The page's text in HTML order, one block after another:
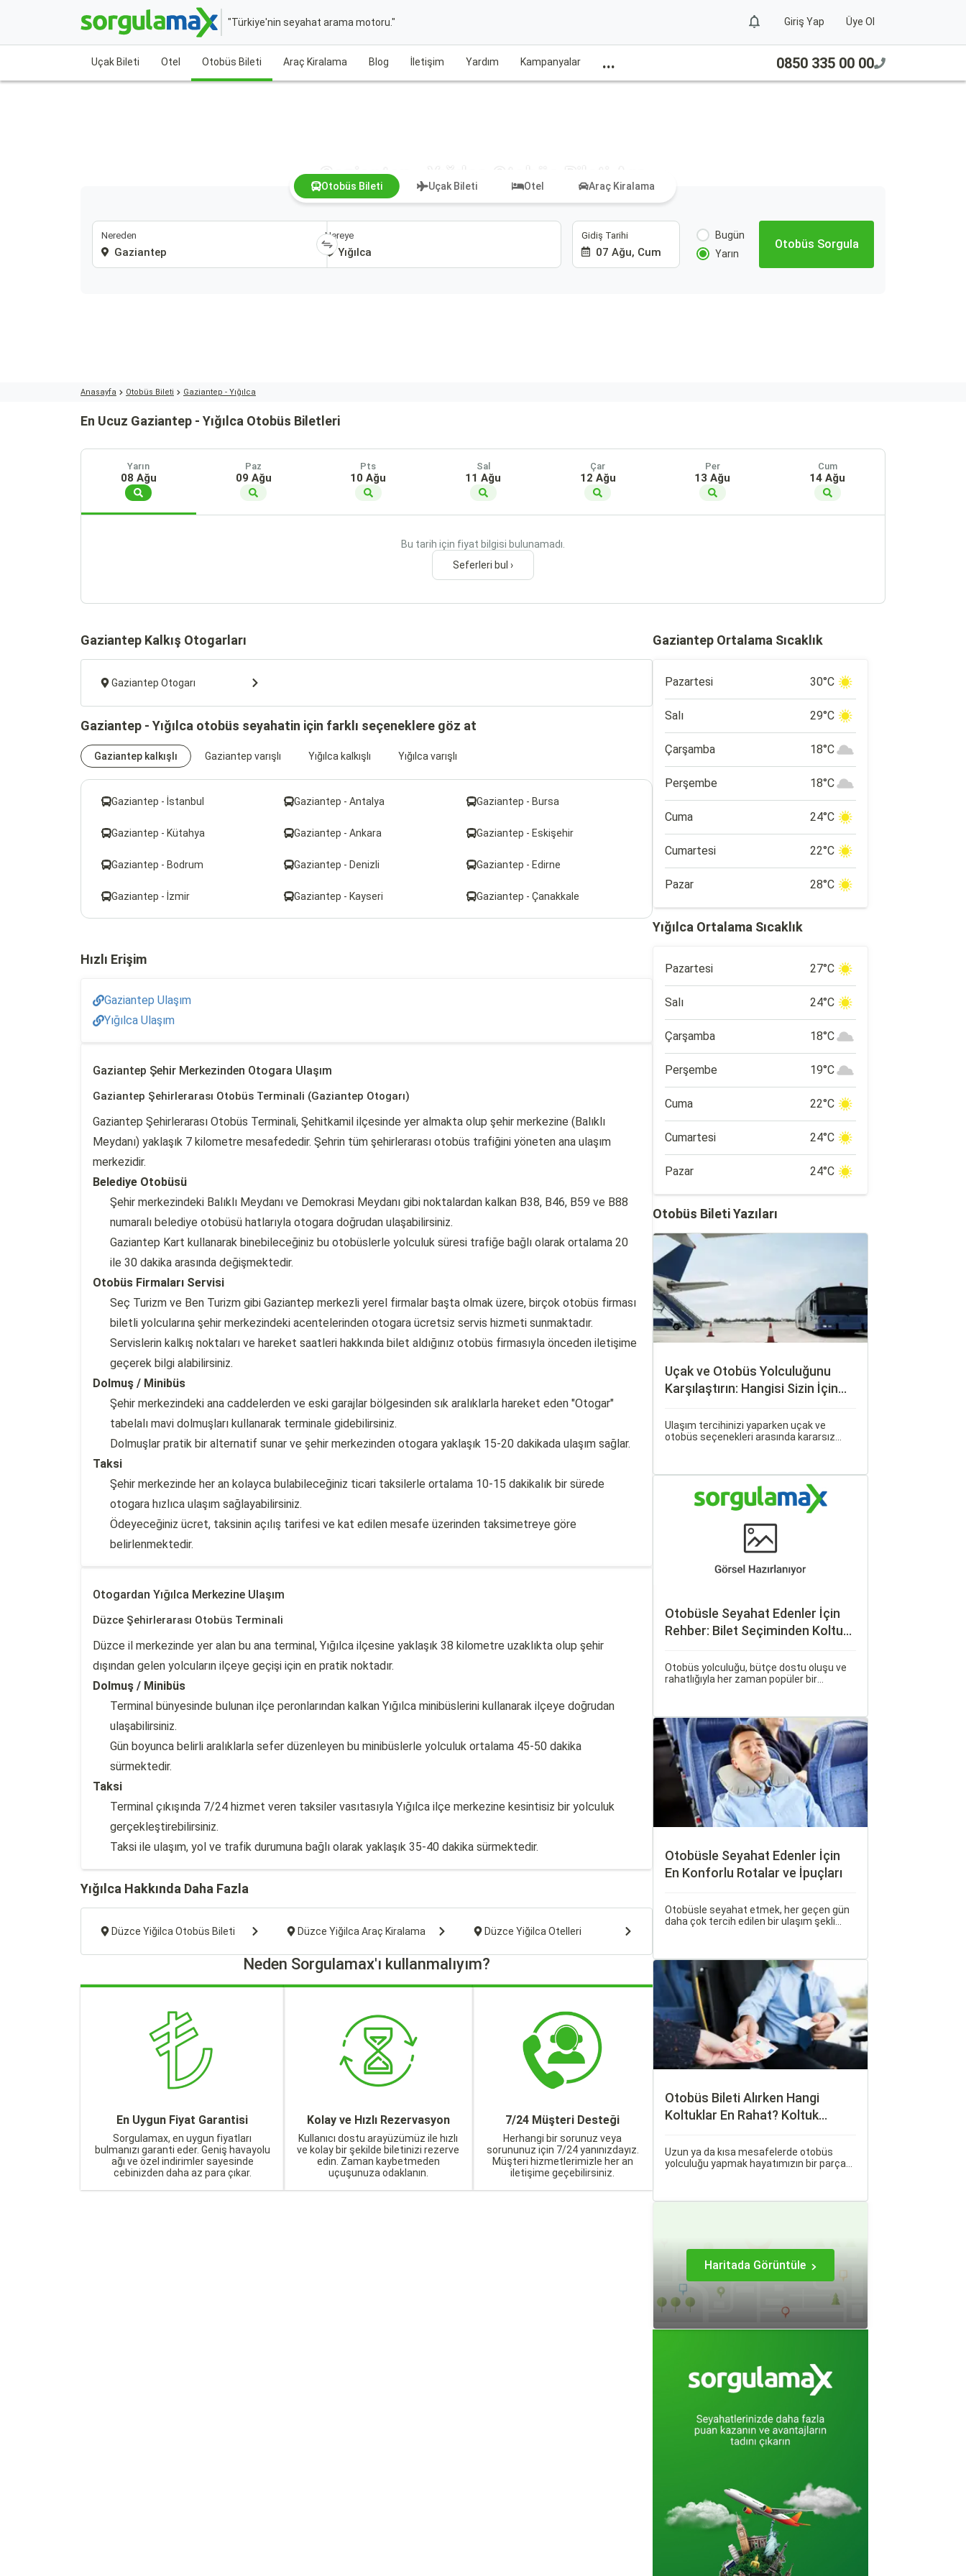
"Türkiye'nin seyahat arama motoru." Giriş Yap Üye Ol
Uçak Bileti Otel Otobüs Bileti Araç Kiralama Blog İletişim Yardım Kampanyalar ... 0850 335 00 00
Gaziantep - Yığılca Otobüs Bileti Ara
Otobüs Bileti Uçak Bileti Otel Araç Kiralama
Nereden Nereye Gidiş Tarihi
07 Ağu, Cum
Bugün
Yarın
Otobüs Sorgula
Anasayfa Otobüs Bileti Gaziantep - Yığılca
En Ucuz Gaziantep - Yığılca Otobüs Biletleri
Yarın
08 Ağu
Paz
09 Ağu
Pts
10 Ağu
Sal
11 Ağu
Çar
12 Ağu
Per
13 Ağu
Cum
14 Ağu
Bu tarih için fiyat bilgisi bulunamadı.
Seferleri bul ›
Gaziantep Kalkış Otogarları
Gaziantep Otogarı
Gaziantep - Yığılca otobüs seyahatin için farklı seçeneklere göz at
Gaziantep kalkışlı Gaziantep varışlı Yığılca kalkışlı Yığılca varışlı
Gaziantep - İstanbul Gaziantep - Antalya Gaziantep - Bursa
Gaziantep - Kütahya Gaziantep - Ankara Gaziantep - Eskişehir
Gaziantep - Bodrum Gaziantep - Denizli Gaziantep - Edirne
Gaziantep - İzmir Gaziantep - Kayseri Gaziantep - Çanakkale
Hızlı Erişim
Gaziantep Ulaşım
Yığılca Ulaşım
Gaziantep Şehir Merkezinden Otogara Ulaşım
Gaziantep Şehirlerarası Otobüs Terminali (Gaziantep Otogarı)
Gaziantep Şehirlerarası Otobüs Terminali, Şehitkamil ilçesinde yer almakta olup şehir merkezine (Balıklı
Meydanı) yaklaşık 7 kilometre mesafededir. Şehrin tüm şehirlerarası otobüs trafiğini yöneten ana ulaşım
merkezidir.
Belediye Otobüsü
Şehir merkezindeki Balıklı Meydanı ve Demokrasi Meydanı gibi noktalardan kalkan B38, B46, B59 ve B88
numaralı belediye otobüsü hatlarıyla otogara doğrudan ulaşabilirsiniz.
Gaziantep Kart kullanarak binebileceğiniz bu otobüslerle yolculuk süresi trafiğe bağlı olarak ortalama 20
ile 30 dakika arasında değişmektedir.
Otobüs Firmaları Servisi
Seç Turizm ve Ben Turizm gibi Gaziantep merkezli yerel firmalar başta olmak üzere, birçok otobüs firması
biletli yolcularına şehir merkezindeki acentelerinden otogara ücretsiz servis hizmeti sunmaktadır.
Servislerin kalkış noktaları ve hareket saatleri hakkında bilet aldığınız otobüs firmasıyla önceden iletişime
geçerek bilgi alabilirsiniz.
Dolmuş / Minibüs
Şehir merkezindeki ana caddelerden ve eski garajlar bölgesinden sık aralıklarla hareket eden "Otogar"
tabelalı mavi dolmuşları kullanarak terminale gidebilirsiniz.
Dolmuşlar pratik bir alternatif sunar ve şehir merkezinden otogara yaklaşık 15-20 dakikada ulaşım sağlar.
Taksi
Şehir merkezinde her an kolayca bulabileceğiniz ticari taksilerle ortalama 10-15 dakikalık bir sürede
otogara hızlıca ulaşım sağlayabilirsiniz.
Ödeyeceğiniz ücret, taksinin açılış tarifesi ve kat edilen mesafe üzerinden taksimetreye göre
belirlenmektedir.
Otogardan Yığılca Merkezine Ulaşım
Düzce Şehirlerarası Otobüs Terminali
Düzce il merkezinde yer alan bu ana terminal, Yığılca ilçesine yaklaşık 38 kilometre uzaklıkta olup şehir
dışından gelen yolcuların ilçeye geçişi için en pratik noktadır.
Dolmuş / Minibüs
Terminal bünyesinde bulunan ilçe peronlarından kalkan Yığılca minibüslerini kullanarak ilçeye doğrudan
ulaşabilirsiniz.
Gün boyunca belirli aralıklarla sefer düzenleyen bu minibüslerle yolculuk ortalama 45-50 dakika
sürmektedir.
Taksi
Terminal çıkışında 7/24 hizmet veren taksiler vasıtasıyla Yığılca ilçe merkezine kesintisiz bir yolculuk
gerçekleştirebilirsiniz.
Taksi ile ulaşım, yol ve trafik durumuna bağlı olarak yaklaşık 35-40 dakika sürmektedir.
Yığılca Hakkında Daha Fazla
Düzce Yiğilca Otobüs Bileti Düzce Yiğilca Araç Kiralama Düzce Yiğilca Otelleri
Neden Sorgulamax'ı kullanmalıyım?
En Uygun Fiyat Garantisi
Sorgulamax, en uygun fiyatları
bulmanızı garanti eder. Geniş havayolu
ağı ve özel indirimler sayesinde
cebinizden daha az para çıkar.
Kolay ve Hızlı Rezervasyon
Kullanıcı dostu arayüzümüz ile hızlı
ve kolay bir şekilde biletinizi rezerve
edin. Zaman kaybetmeden
uçuşunuza odaklanın.
7/24 Müşteri Desteği
Herhangi bir sorunuz veya
sorununuz için 7/24 yanınızdayız.
Müşteri hizmetlerimizle her an
iletişime geçebilirsiniz.
Gaziantep Ortalama Sıcaklık
Pazartesi 30°C
Salı 29°C
Çarşamba 18°C
Perşembe 18°C
Cuma 24°C
Cumartesi 22°C
Pazar 28°C
Yığılca Ortalama Sıcaklık
Pazartesi 27°C
Salı 24°C
Çarşamba 18°C
Perşembe 19°C
Cuma 22°C
Cumartesi 24°C
Pazar 24°C
Otobüs Bileti Yazıları
Uçak ve Otobüs Yolculuğunu
Karşılaştırın: Hangisi Sizin İçin
Ulaşım tercihinizi yaparken uçak ve
otobüs seçenekleri arasında kararsız
Otobüsle Seyahat Edenler İçin
Rehber: Bilet Seçiminden Koltuk
Otobüs yolculuğu, bütçe dostu oluşu ve
rahatlığıyla her zaman popüler bir
püf noktası bulunuyor.
Otobüsle Seyahat Edenler İçin
En Konforlu Rotalar ve İpuçları
Otobüsle seyahat etmek, her geçen gün
daha çok tercih edilen bir ulaşım şekli
konforlu ve keyifli hale getirmek için
bilmeniz gereken her şeyi bulacaksınız.
Otobüs Bileti Alırken Hangi
Koltuklar En Rahat? Koltuk
Uzun ya da kısa mesafelerde otobüs
yolculuğu yapmak hayatımızın bir parçası
Haritada Görüntüle